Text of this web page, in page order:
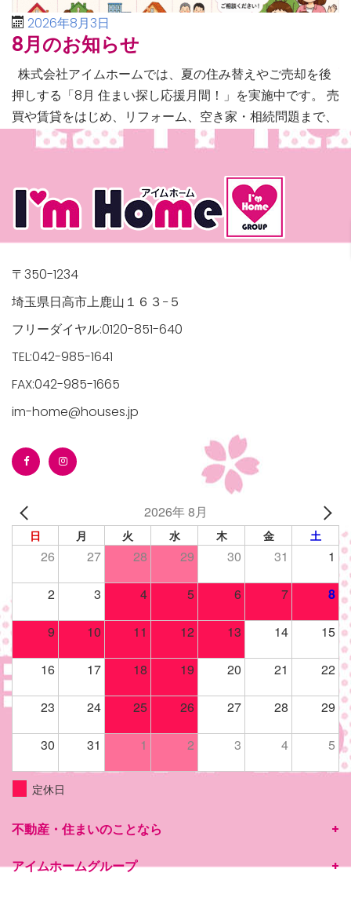
2026年8月3日
8月のお知らせ
株式会社アイムホームでは、夏の住み替えやご売却を後
押しする「8月 住まい探し応援月間！」を実施中です。 売
買や賃貸をはじめ、リフォーム、空き家・相続問題まで、
不動産に関するあらゆるご相談に幅広く対応いたしま […]
〒350-1234
埼玉県日高市上鹿山１６３−５
フリーダイヤル:0120-851-640
TEL:042-985-1641
FAX:042-985-1665
im-home@houses.jp
2026年 8月
日 月 火 水 木 金 土
26 27 28 29 30 31 1
2 3 4 5 6 7 8
9 10 11 12 13 14 15
16 17 18 19 20 21 22
23 24 25 26 27 28 29
30 31 1 2 3 4 5
定休日
不動産・住まいのことなら
アイムホームグループ